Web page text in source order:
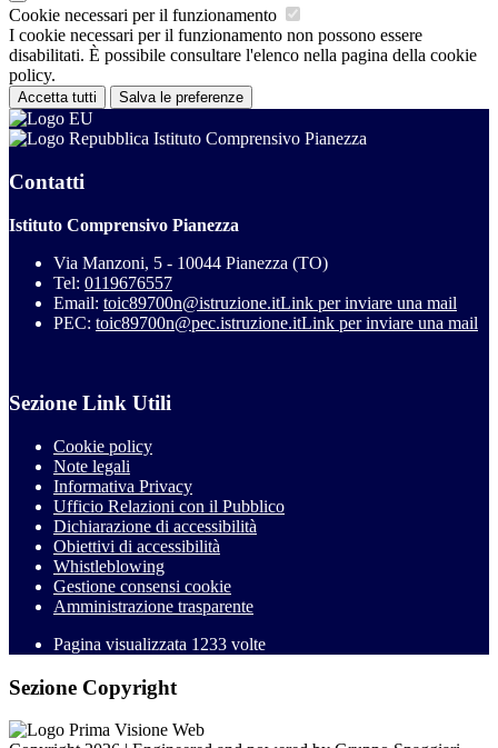
Cookie necessari per il funzionamento
I cookie necessari per il funzionamento non possono essere
disabilitati. È possibile consultare l'elenco nella pagina della cookie
policy.
Accetta tutti Salva le preferenze
Istituto Comprensivo Pianezza
Contatti
Istituto Comprensivo Pianezza
Via Manzoni, 5 - 10044 Pianezza (TO)
Tel: 0119676557
Email: toic89700n@istruzione.itLink per inviare una mail
PEC: toic89700n@pec.istruzione.itLink per inviare una mail
Sezione Link Utili
Cookie policy
Note legali
Informativa Privacy
Ufficio Relazioni con il Pubblico
Dichiarazione di accessibilità
Obiettivi di accessibilità
Whistleblowing
Gestione consensi cookie
Amministrazione trasparente
Pagina visualizzata 1233 volte
Sezione Copyright